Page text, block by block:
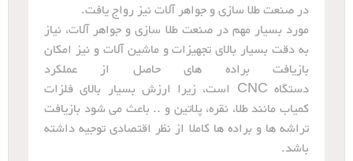
در صنعت طلا سازی و جواهر آلات نیز رواج یافت.
مورد بسیار مهم در صنعت طلا سازی و جواهر آلات، نیاز
به دقت بسیار بالای تجهیزات و ماشین آلات و نیز امکان
بازیافت براده های حاصل از عملکرد
دستگاه CNC است، زیرا ارزش بسیار بالای فلزات
کمیاب مانند طلا، نقره، پلاتین و .. باعث می شود بازیافت
تراشه ها و براده ها کاملا از نظر اقتصادی توجیه داشته
باشد.